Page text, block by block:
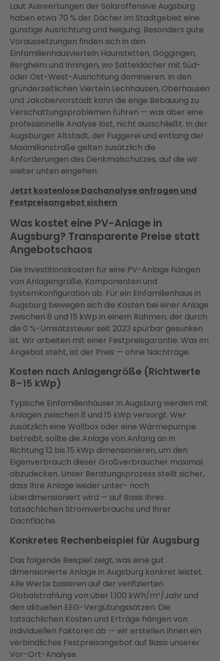
Laut Auswertungen der Solaroffensive Augsburg
haben etwa 70 % der Dächer im Stadtgebiet eine
günstige Ausrichtung und Neigung. Besonders gute
Voraussetzungen finden sich in den
Einfamilienhausvierteln Haunstetten, Göggingen,
Bergheim und Inningen, wo Satteldächer mit Süd-
oder Ost-West-Ausrichtung dominieren. In den
gründerzeitlichen Vierteln Lechhausen, Oberhausen
und Jakobervorstadt kann die enge Bebauung zu
Verschattungsproblemen führen — was aber eine
professionelle Analyse löst, nicht ausschließt. In der
Augsburger Altstadt, der Fuggerei und entlang der
Maximilianstraße gelten zusätzlich die
Anforderungen des Denkmalschutzes, auf die wir
weiter unten eingehen.
Jetzt kostenlose Dachanalyse anfragen und
Festpreisangebot sichern
Was kostet eine PV-Anlage in
Augsburg? Transparente Preise statt
Angebotschaos
Die Investitionskosten für eine PV-Anlage hängen
von Anlagengröße, Komponenten und
Systemkonfiguration ab. Für ein Einfamilienhaus in
Augsburg bewegen sich die Kosten bei einer Anlage
zwischen 8 und 15 kWp in einem Rahmen, der durch
die 0 %-Umsatzsteuer seit 2023 spürbar gesunken
ist. Wir arbeiten mit einer Festpreisgarantie: Was im
Angebot steht, ist der Preis — ohne Nachträge.
Kosten nach Anlagengröße (Richtwerte
8–15 kWp)
Typische Einfamilienhäuser in Augsburg werden mit
Anlagen zwischen 8 und 15 kWp versorgt. Wer
zusätzlich eine Wallbox oder eine Wärmepumpe
betreibt, sollte die Anlage von Anfang an in
Richtung 12 bis 15 kWp dimensionieren, um den
Eigenverbrauch dieser Großverbraucher maximal
abzudecken. Unser Beratungsprozess stellt sicher,
dass Ihre Anlage weder unter- noch
überdimensioniert wird — auf Basis Ihres
tatsächlichen Stromverbrauchs und Ihrer
Dachfläche.
Konkretes Rechenbeispiel für Augsburg
Das folgende Beispiel zeigt, was eine gut
dimensionierte Anlage in Augsburg konkret leistet.
Alle Werte basieren auf der verifizierten
Globalstrahlung von über 1.100 kWh/m²/Jahr und
den aktuellen EEG-Vergütungssätzen. Die
tatsächlichen Kosten und Erträge hängen von
individuellen Faktoren ab — wir erstellen Ihnen ein
verbindliches Festpreisangebot auf Basis unserer
Vor-Ort-Analyse.